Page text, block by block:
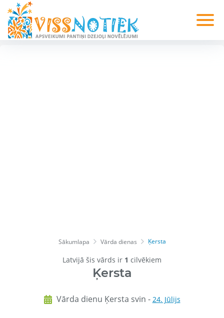
Sākumlapa Vārda dienas Ķersta
Latvijā šis vārds ir 1 cilvēkiem
Ķersta
Vārda dienu Ķersta svin - 24. Jūlijs